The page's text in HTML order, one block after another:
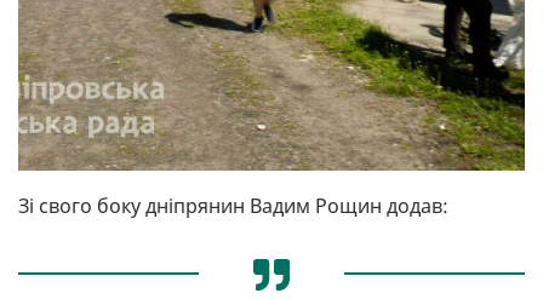
Зі свого боку дніпрянин Вадим Рощин додав: